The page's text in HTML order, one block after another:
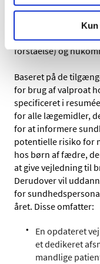
livmoderen, at op til
tidlige udvikling,
intellektuel
forståelse) og
Baseret på de
for brug af valproat
specificeret i
for alle lægemidler,
for at informere
potentielle risiko for
hos børn af fædre,
at give vejledning til
Derudover vil
for
året. Disse omfatter:
En opdateret
et dedikeret
mandlige